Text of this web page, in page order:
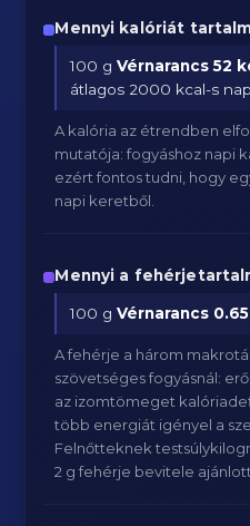
Mennyi kalóriát
100 gVérnarancs 52
átlagos 2000 kcal-s
A kalória az étrendben
mutatója: fogyáshoz napi
ezért fontos tudni, hogy
napi keretből.
Mennyi a
100 gVérnarancs
A fehérje a három
szövetséges fogyásnál:
az izomtömeget
több energiát igényel a
Felnőtteknek
2 g fehérje bevitele